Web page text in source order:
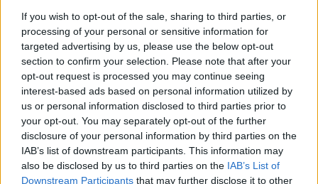
If you wish to opt-out of the sale, sharing to third parties, or
processing of your personal or sensitive information for
targeted advertising by us, please use the below opt-out
section to confirm your selection. Please note that after your
opt-out request is processed you may continue seeing
interest-based ads based on personal information utilized by
us or personal information disclosed to third parties prior to
your opt-out. You may separately opt-out of the further
disclosure of your personal information by third parties on the
IAB’s list of downstream participants. This information may
also be disclosed by us to third parties on the IAB’s List of
Downstream Participants that may further disclose it to other
Continue lendo
FINANÇA